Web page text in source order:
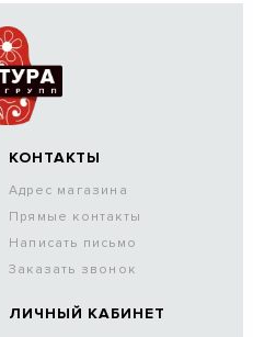
КОНТАКТЫ
Адрес магазина
Прямые контакты
Написать письмо
Заказать звонок
ЛИЧНЫЙ КАБИНЕТ